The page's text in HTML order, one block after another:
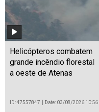
Helicópteros combatem
grande incêndio florestal
a oeste de Atenas
ID: 47557847 Date: 03/08/2026 10:56